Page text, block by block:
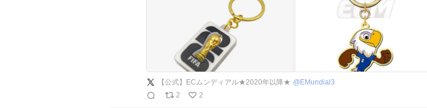
【公式】ECムンディアル★2020年以降★ @ EMundial3
2
2